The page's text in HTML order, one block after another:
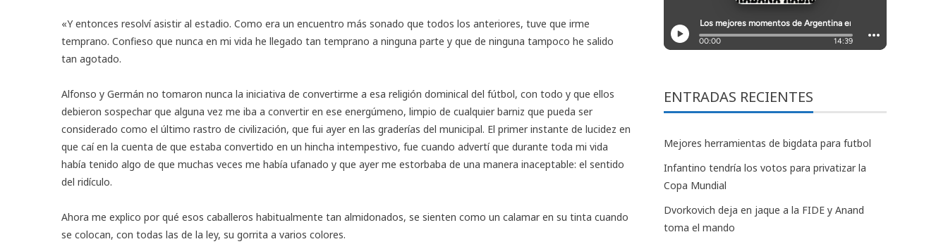
«Y entonces resolví asistir al estadio. Como era un encuentro más sonado que todos los anteriores, tuve que irme
temprano. Confieso que nunca en mi vida he llegado tan temprano a ninguna parte y que de ninguna tampoco he salido
tan agotado.
Alfonso y Germán no tomaron nunca la iniciativa de convertirme a esa religión dominical del fútbol, con todo y que ellos
debieron sospechar que alguna vez me iba a convertir en ese energúmeno, limpio de cualquier barniz que pueda ser
considerado como el último rastro de civilización, que fui ayer en las graderías del municipal. El primer instante de lucidez en
que caí en la cuenta de que estaba convertido en un hincha intempestivo, fue cuando advertí que durante toda mi vida
había tenido algo de que muchas veces me había ufanado y que ayer me estorbaba de una manera inaceptable: el sentido
del ridículo.
Ahora me explico por qué esos caballeros habitualmente tan almidonados, se sienten como un calamar en su tinta cuando
se colocan, con todas las de la ley, su gorrita a varios colores.
ENTRADAS RECIENTES
Mejores herramientas de bigdata para futbol
Infantino tendría los votos para privatizar la
Copa Mundial
Dvorkovich deja en jaque a la FIDE y Anand
toma el mando